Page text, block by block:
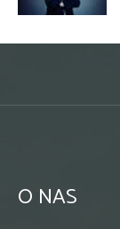
O NAS